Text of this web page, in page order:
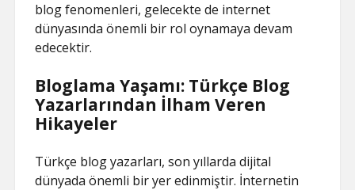
blog fenomenleri, gelecekte de internet
dünyasında önemli bir rol oynamaya devam
edecektir.
Bloglama Yaşamı: Türkçe Blog
Yazarlarından İlham Veren
Hikayeler
Türkçe blog yazarları, son yıllarda dijital
dünyada önemli bir yer edinmiştir. İnternetin